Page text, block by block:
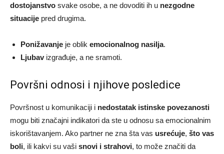
dostojanstvo svake osobe, a ne dovoditi ih u nezgodne
situacije pred drugima.
Ponižavanje je oblik emocionalnog nasilja.
Ljubavizgrađuje, a ne sramoti.
Površni odnosi i njihove posledice
Površnost u komunikaciji i nedostatak istinske povezanosti
mogu biti značajni indikatori da ste u odnosu sa emocionalnim
iskorištavanjem. Ako partner ne zna šta vas usrećuje, što vas
boli, ili kakvi su vaši snovi i strahovi, to može značiti da